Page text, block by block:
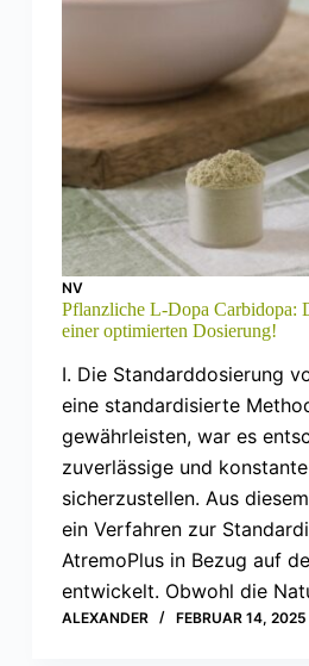
NV
Pflanzliche L-Dopa Carbidopa:
einer optimierten Dosierung!
I. Die Standarddosierung
eine standardisierte
gewährleisten, war es
zuverlässige und
sicherzustellen. Aus
ein Verfahren zur
AtremoPlus in Bezug auf
entwickelt. Obwohl die
ALEXANDER FEBRUAR 14, 2025